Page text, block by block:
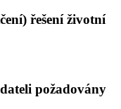
řešení životní
požadovány